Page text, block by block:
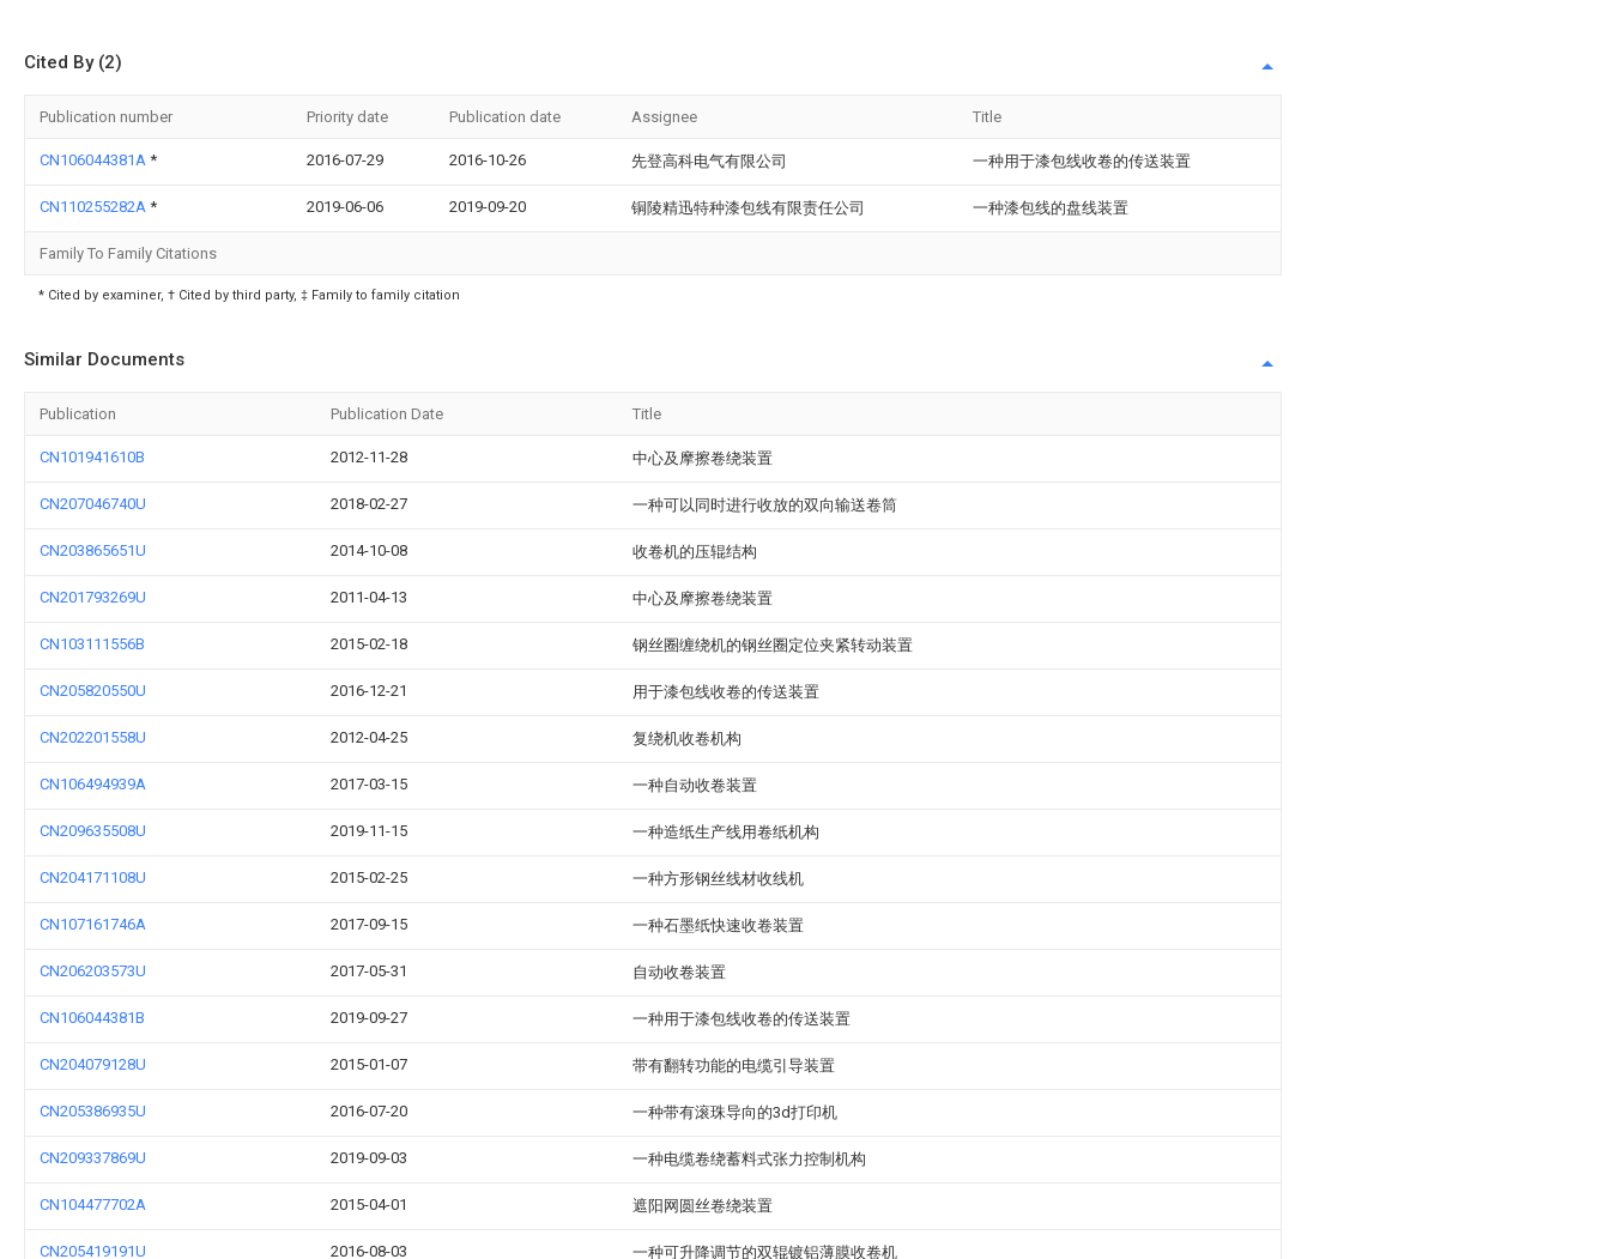
Cited By (2)
Publication number Priority date Publication date Assignee Title
CN106044381A * 2016-07-29 2016-10-26 先登高科电气有限公司 一种用于漆包线收卷的传送装置
CN110255282A * 2019-06-06 2019-09-20 铜陵精迅特种漆包线有限责任公司 一种漆包线的盘线装置
Family To Family Citations
* Cited by examiner, † Cited by third party, ‡ Family to family citation
Similar Documents
Publication Publication Date Title
CN101941610B 2012-11-28 中心及摩擦卷绕装置
CN207046740U 2018-02-27 一种可以同时进行收放的双向输送卷筒
CN203865651U 2014-10-08 收卷机的压辊结构
CN201793269U 2011-04-13 中心及摩擦卷绕装置
CN103111556B 2015-02-18 钢丝圈缠绕机的钢丝圈定位夹紧转动装置
CN205820550U 2016-12-21 用于漆包线收卷的传送装置
CN202201558U 2012-04-25 复绕机收卷机构
CN106494939A 2017-03-15 一种自动收卷装置
CN209635508U 2019-11-15 一种造纸生产线用卷纸机构
CN204171108U 2015-02-25 一种方形钢丝线材收线机
CN107161746A 2017-09-15 一种石墨纸快速收卷装置
CN206203573U 2017-05-31 自动收卷装置
CN106044381B 2019-09-27 一种用于漆包线收卷的传送装置
CN204079128U 2015-01-07 带有翻转功能的电缆引导装置
CN205386935U 2016-07-20 一种带有滚珠导向的3d打印机
CN209337869U 2019-09-03 一种电缆卷绕蓄料式张力控制机构
CN104477702A 2015-04-01 遮阳网圆丝卷绕装置
CN205419191U 2016-08-03 一种可升降调节的双辊镀铝薄膜收卷机